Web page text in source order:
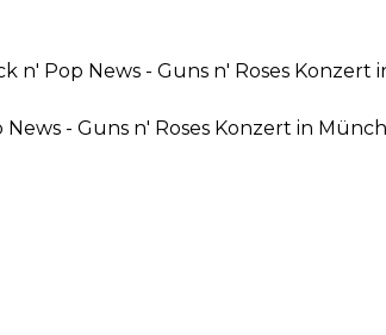
n' Pop News - Guns n' Roses
News - Guns n' Roses Konzert in